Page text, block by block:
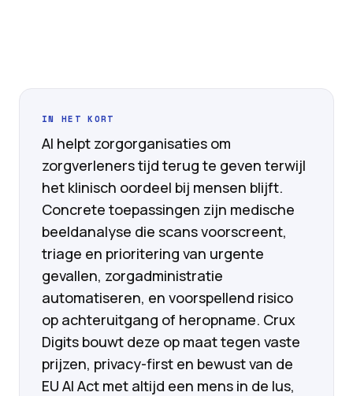
IN HET KORT
AI helpt zorgorganisaties om
zorgverleners tijd terug te geven terwijl
het klinisch oordeel bij mensen blijft.
Concrete toepassingen zijn medische
beeldanalyse die scans voorscreent,
triage en prioritering van urgente
gevallen, zorgadministratie
automatiseren, en voorspellend risico
op achteruitgang of heropname. Crux
Digits bouwt deze op maat tegen vaste
prijzen, privacy-first en bewust van de
EU AI Act met altijd een mens in de lus,